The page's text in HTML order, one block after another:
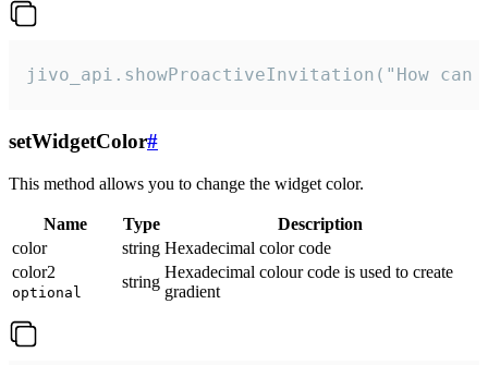
jivo_api.showProactiveInvitation("How
setWidgetColor#
This method allows you to change the widget color.
Name Type
Description
color
string Hexadecimal color code
color2
optional
string
Hexadecimal colour code is used to create
gradient